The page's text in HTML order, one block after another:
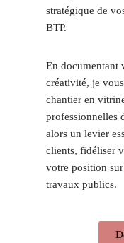
stratégique de
BTP.
En documentant
créativité, je
chantier en
professionnelles
alors un levier
clients, fidéliser
votre position
travaux publics.